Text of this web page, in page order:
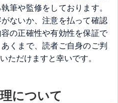
筆や監修をしております。
ないか、注意を払って確認
の正確性や有効性を保証で
くまで、読者ご自身のご判
ただけますと幸いです。
について